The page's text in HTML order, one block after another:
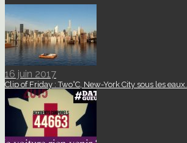
16 juin 2017
Clip of Friday : Two°C, New-York City sous les eaux.